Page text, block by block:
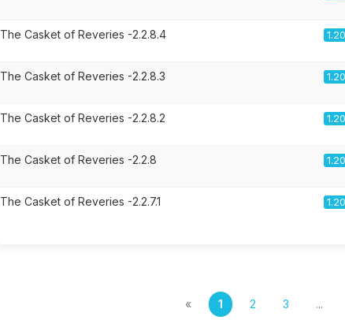
The Casket of Reveries -2.2.8.4
The Casket of Reveries -2.2.8.3
The Casket of Reveries -2.2.8.2
The Casket of Reveries -2.2.8
The Casket of Reveries -2.2.7.1
« 1 2 3 ...